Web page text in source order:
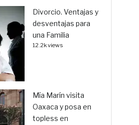
Divorcio. Ventajas y
desventajas para
una Familia
12.2k views
Mía Marín visita
Oaxaca y posa en
topless en